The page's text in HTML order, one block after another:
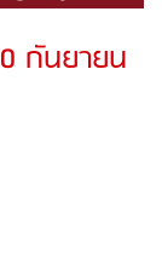
กันยายน